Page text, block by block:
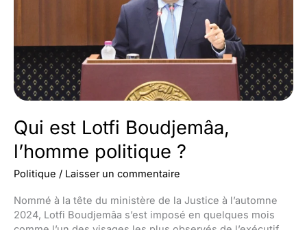
Qui est Lotfi Boudjemâa,
l’homme politique ?
Politique / Laisser un commentaire
Nommé à la tête du ministère de la Justice à l’automne
2024, Lotfi Boudjemâa s’est imposé en quelques mois